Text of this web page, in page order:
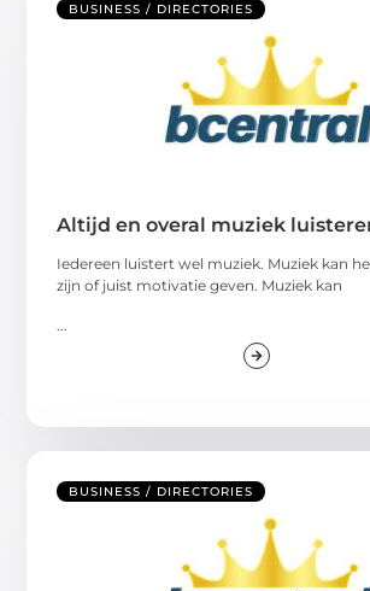
BUSINESS / DIRECTORIES
Altijd en overal muziek
Iedereen luistert wel muziek. Muziek kan
zijn of juist motivatie geven. Muziek kan
BUSINESS / DIRECTORIES